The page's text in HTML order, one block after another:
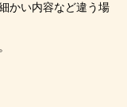
かい内容など違う場